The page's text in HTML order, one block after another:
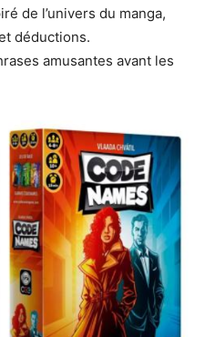
de l’univers du manga,
déductions.
amusantes avant les